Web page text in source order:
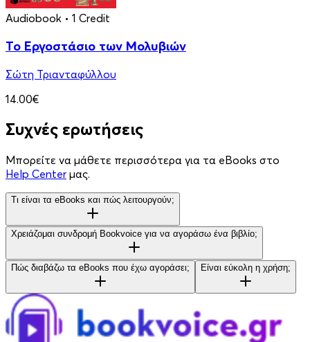
Audiobook • 1 Credit
Το Εργοστάσιο των Μολυβιών
Σώτη Τριανταφύλλου
14.00€
Συχνές ερωτήσεις
Μπορείτε να μάθετε περισσότερα για τα eBooks στο
Help Center μας.
Τι είναι τα eBooks και πώς λειτουργούν;
Χρειάζομαι συνδρομή Bookvoice για να αγοράσω ένα βιβλίο;
Πώς διαβάζω τα eBooks που έχω αγοράσει; Είναι εύκολη η χρήση;